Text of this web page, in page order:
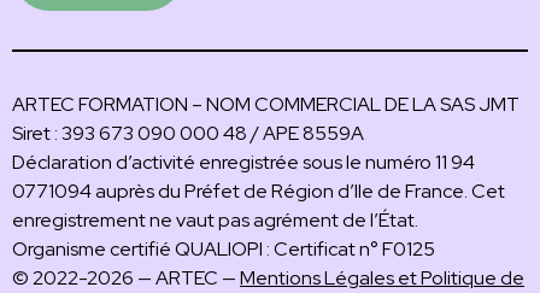
ARTEC FORMATION – NOM COMMERCIAL DE LA SAS JMT
Siret : 393 673 090 000 48 / APE 8559A
Déclaration d’activité enregistrée sous le numéro 11 94
0771094 auprès du Préfet de Région d’Ile de France. Cet
enregistrement ne vaut pas agrément de l’État.
Organisme certifié QUALIOPI : Certificat n° F0125
© 2022-2026 — ARTEC —Mentions Légales et Politique de